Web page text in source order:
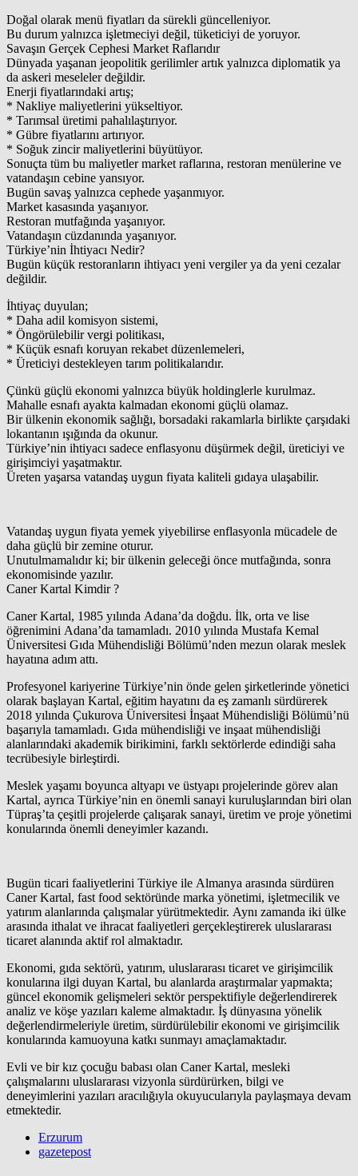
Doğal olarak menü fiyatları da sürekli güncelleniyor.
Bu durum yalnızca işletmeciyi değil, tüketiciyi de yoruyor.
Savaşın Gerçek Cephesi Market Raflarıdır
Dünyada yaşanan jeopolitik gerilimler artık yalnızca diplomatik ya
da askeri meseleler değildir.
Enerji fiyatlarındaki artış;
* Nakliye maliyetlerini yükseltiyor.
* Tarımsal üretimi pahalılaştırıyor.
* Gübre fiyatlarını artırıyor.
* Soğuk zincir maliyetlerini büyütüyor.
Sonuçta tüm bu maliyetler market raflarına, restoran menülerine ve
vatandaşın cebine yansıyor.
Bugün savaş yalnızca cephede yaşanmıyor.
Market kasasında yaşanıyor.
Restoran mutfağında yaşanıyor.
Vatandaşın cüzdanında yaşanıyor.
Türkiye’nin İhtiyacı Nedir?
Bugün küçük restoranların ihtiyacı yeni vergiler ya da yeni cezalar
değildir.
İhtiyaç duyulan;
* Daha adil komisyon sistemi,
* Öngörülebilir vergi politikası,
* Küçük esnafı koruyan rekabet düzenlemeleri,
* Üreticiyi destekleyen tarım politikalarıdır.
Çünkü güçlü ekonomi yalnızca büyük holdinglerle kurulmaz.
Mahalle esnafı ayakta kalmadan ekonomi güçlü olamaz.
Bir ülkenin ekonomik sağlığı, borsadaki rakamlarla birlikte çarşıdaki
lokantanın ışığında da okunur.
Türkiye’nin ihtiyacı sadece enflasyonu düşürmek değil, üreticiyi ve
girişimciyi yaşatmaktır.
Üreten yaşarsa vatandaş uygun fiyata kaliteli gıdaya ulaşabilir.
Vatandaş uygun fiyata yemek yiyebilirse enflasyonla mücadele de
daha güçlü bir zemine oturur.
Unutulmamalıdır ki; bir ülkenin geleceği önce mutfağında, sonra
ekonomisinde yazılır.
Caner Kartal Kimdir ?
Caner Kartal, 1985 yılında Adana’da doğdu. İlk, orta ve lise
öğrenimini Adana’da tamamladı. 2010 yılında Mustafa Kemal
Üniversitesi Gıda Mühendisliği Bölümü’nden mezun olarak meslek
hayatına adım attı.
Profesyonel kariyerine Türkiye’nin önde gelen şirketlerinde yönetici
olarak başlayan Kartal, eğitim hayatını da eş zamanlı sürdürerek
2018 yılında Çukurova Üniversitesi İnşaat Mühendisliği Bölümü’nü
başarıyla tamamladı. Gıda mühendisliği ve inşaat mühendisliği
alanlarındaki akademik birikimini, farklı sektörlerde edindiği saha
tecrübesiyle birleştirdi.
Meslek yaşamı boyunca altyapı ve üstyapı projelerinde görev alan
Kartal, ayrıca Türkiye’nin en önemli sanayi kuruluşlarından biri olan
Tüpraş’ta çeşitli projelerde çalışarak sanayi, üretim ve proje yönetimi
konularında önemli deneyimler kazandı.
Bugün ticari faaliyetlerini Türkiye ile Almanya arasında sürdüren
Caner Kartal, fast food sektöründe marka yönetimi, işletmecilik ve
yatırım alanlarında çalışmalar yürütmektedir. Aynı zamanda iki ülke
arasında ithalat ve ihracat faaliyetleri gerçekleştirerek uluslararası
ticaret alanında aktif rol almaktadır.
Ekonomi, gıda sektörü, yatırım, uluslararası ticaret ve girişimcilik
konularına ilgi duyan Kartal, bu alanlarda araştırmalar yapmakta;
güncel ekonomik gelişmeleri sektör perspektifiyle değerlendirerek
analiz ve köşe yazıları kaleme almaktadır. İş dünyasına yönelik
değerlendirmeleriyle üretim, sürdürülebilir ekonomi ve girişimcilik
konularında kamuoyuna katkı sunmayı amaçlamaktadır.
Evli ve bir kız çocuğu babası olan Caner Kartal, mesleki
çalışmalarını uluslararası vizyonla sürdürürken, bilgi ve
deneyimlerini yazıları aracılığıyla okuyucularıyla paylaşmaya devam
etmektedir.
Erzurum
gazetepost